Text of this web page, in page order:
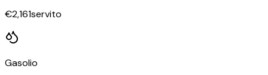
€2,161servito
Gasolio